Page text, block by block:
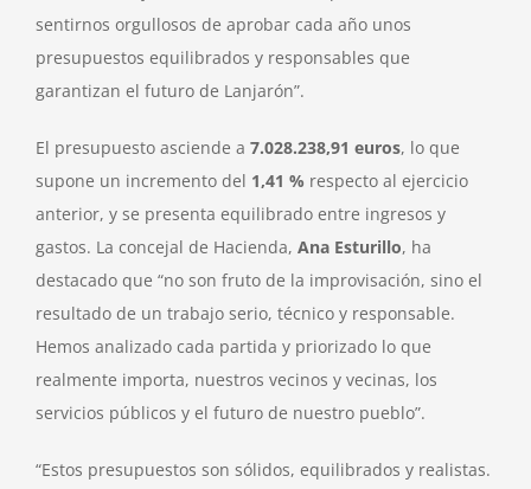
sentirnos orgullosos de aprobar cada año unos
presupuestos equilibrados y responsables que
garantizan el futuro de Lanjarón”.
El presupuesto asciende a 7.028.238,91 euros, lo que
supone un incremento del 1,41 % respecto al ejercicio
anterior, y se presenta equilibrado entre ingresos y
gastos. La concejal de Hacienda, Ana Esturillo, ha
destacado que “no son fruto de la improvisación, sino el
resultado de un trabajo serio, técnico y responsable.
Hemos analizado cada partida y priorizado lo que
realmente importa, nuestros vecinos y vecinas, los
servicios públicos y el futuro de nuestro pueblo”.
“Estos presupuestos son sólidos, equilibrados y realistas.